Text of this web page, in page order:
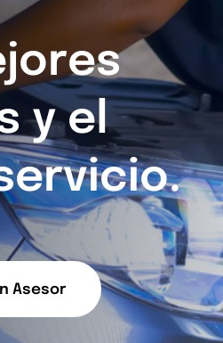
y el
Asesor